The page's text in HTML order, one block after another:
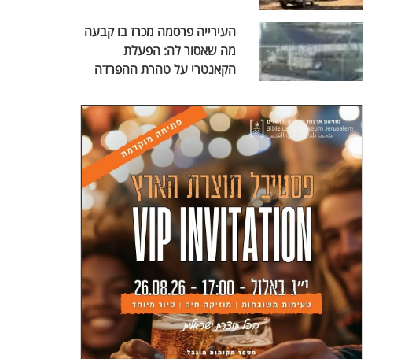
העירייה פרסמה מכרז בו קבעה
מה שאסור לה: הפעלת
הקאנטרי על טהרת ההפרדה